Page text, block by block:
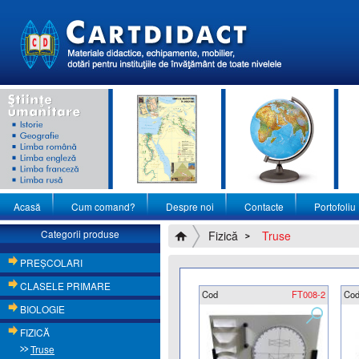
Acasă Cum comand? Despre noi Contacte
Portofoliu
Categorii produse
PREŞCOLARI
CLASELE PRIMARE
BIOLOGIE
FIZICĂ
Truse
Fizică Truse
Cod FT008-2